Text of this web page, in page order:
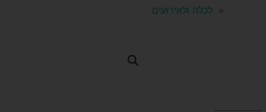
לכלה ולאירועים